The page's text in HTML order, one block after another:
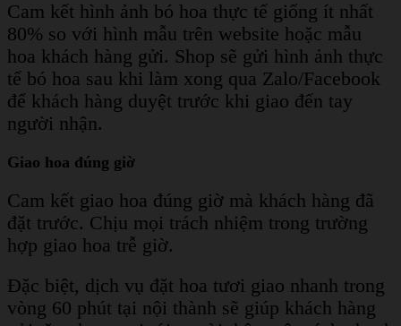
Cam kết hình ảnh bó hoa thực tế giống ít nhất
80% so với hình mẫu trên website hoặc mẫu
hoa khách hàng gửi. Shop sẽ gửi hình ảnh thực
tế bó hoa sau khi làm xong qua Zalo/Facebook
để khách hàng duyệt trước khi giao đến tay
người nhận.
Giao hoa đúng giờ
Cam kết giao hoa đúng giờ mà khách hàng đã
đặt trước. Chịu mọi trách nhiệm trong trường
hợp giao hoa trễ giờ.
Đặc biệt, dịch vụ đặt hoa tươi giao nhanh trong
vòng 60 phút tại nội thành sẽ giúp khách hàng